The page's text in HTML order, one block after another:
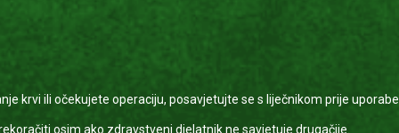
krvi ili očekujete operaciju, posavjetujte se s liječnikom prije
osim ako zdravstveni djelatnik ne savjetuje drugačije.